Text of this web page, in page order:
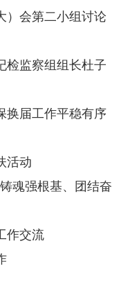
）会第二小组讨论
检监察组组长杜子
换届工作平稳有序
活动
魂强根基、团结奋
作交流